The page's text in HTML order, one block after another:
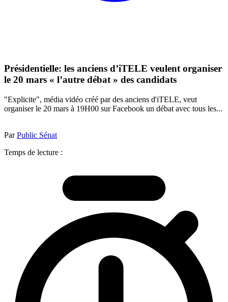
Présidentielle: les anciens d’iTELE veulent organiser
le 20 mars « l’autre débat » des candidats
"Explicite", média vidéo créé par des anciens d'iTELE, veut
organiser le 20 mars à 19H00 sur Facebook un débat avec tous les...
ParPublic Sénat
Temps de lecture :